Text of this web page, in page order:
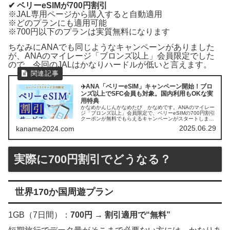
✔ ベリーeSIMが700円割引
※JAL専用ページから購入すると自動適用
※どのプランにも適用可能
※700円以下のプランは実質無料になります
ちなみにANAでも同じようなキャンペーンがありました
が、ANAのマイレージ「ブロンズ以上」会員限定でした
ので、今回のJALはかなりハードルが低いと言えます。
✈️ANA「ベリーeSIM」キャンペーン開始！ブロ
ンズ以上でSFC会員も対象。国内利用もOKな実
用特典
かなめかんじんかなめたび かなめです。ANAのマイレー
ジ「ブロンズ以上」会員限定で、ベリーeSIMの700円割引
クーポンが無料でもらえるキャンペーンがスタートしまし
kaname2024.com 2025.06.29
実際に700円割引でどうなる？
世界170か国周遊プラン
1GB（7日間）： 700円 → 割引適用で“無料”